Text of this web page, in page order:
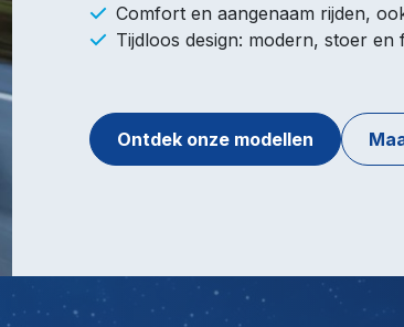
Comfort en aangenaam rijden,
Tijdloos design: modern, stoer en
Ontdek onze modellen